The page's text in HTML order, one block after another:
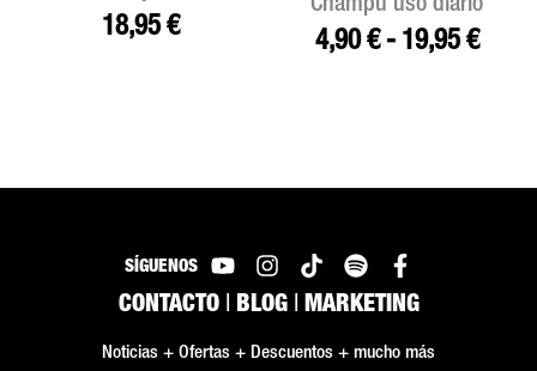
18,95€
Champú uso diario
4,90€ - 19,95€
SÍGUENOS
CONTACTO| BLOG| MARKETING
Noticias + Ofertas + Descuentos + mucho más